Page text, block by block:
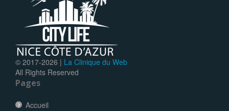
© 2017-2026 | La Clinique du Web
All Rights Reserved
Pages
Accueil